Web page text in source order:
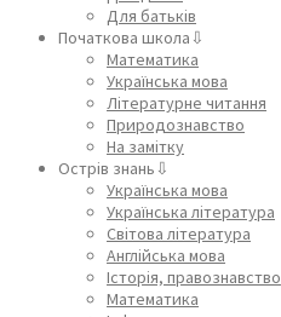
Для батьків
Початкова школа⇩
Математика
Українська мова
Літературне читання
Природознавство
На замітку
Острів знань⇩
Українська мова
Українська література
Світова література
Англійська мова
Історія, правознавство
Математика